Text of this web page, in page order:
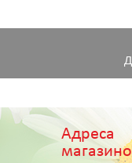
Адреса